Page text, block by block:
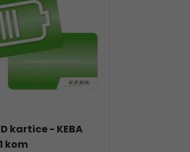
kartice - KEBA
kom